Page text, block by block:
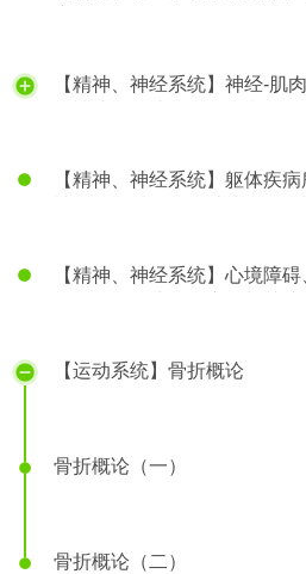
【精神、神经系统】神经-肌
【精神、神经系统】躯体疾
【精神、神经系统】心境障
【运动系统】骨折概论
骨折概论（一）
骨折概论（二）